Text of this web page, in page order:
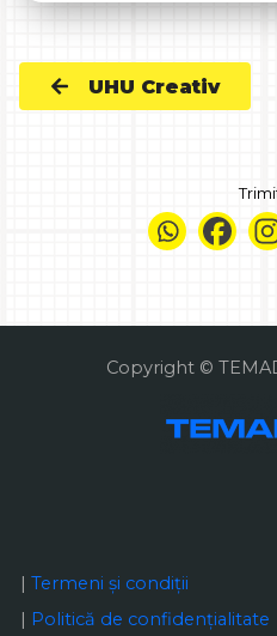
UHU Creativ
Copyright ©
| Termeni și condiții
| Politică de confidențialitate